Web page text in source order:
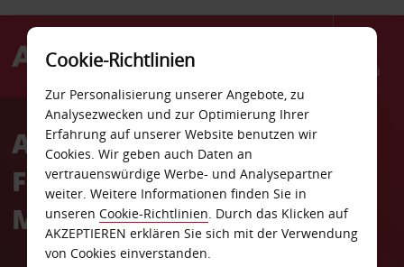
Menü
AvisAutovermietung am
Flughafen Mailand-
Malpensa (MXP)
Cookie-Richtlinien
Zur Personalisierung unserer Angebote, zu
Analysezwecken und zur Optimierung Ihrer
Erfahrung auf unserer Website benutzen wir
Cookies. Wir geben auch Daten an
vertrauenswürdige Werbe- und Analysepartner
weiter. Weitere Informationen finden Sie in
unseren Cookie-Richtlinien. Durch das Klicken auf
AKZEPTIEREN erklären Sie sich mit der Verwendung
von Cookies einverstanden.